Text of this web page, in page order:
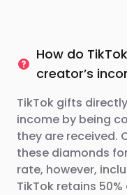
How do
creator’s
TikTok gifts
income by being
they are received.
these diamonds
rate, however,
TikTok retains